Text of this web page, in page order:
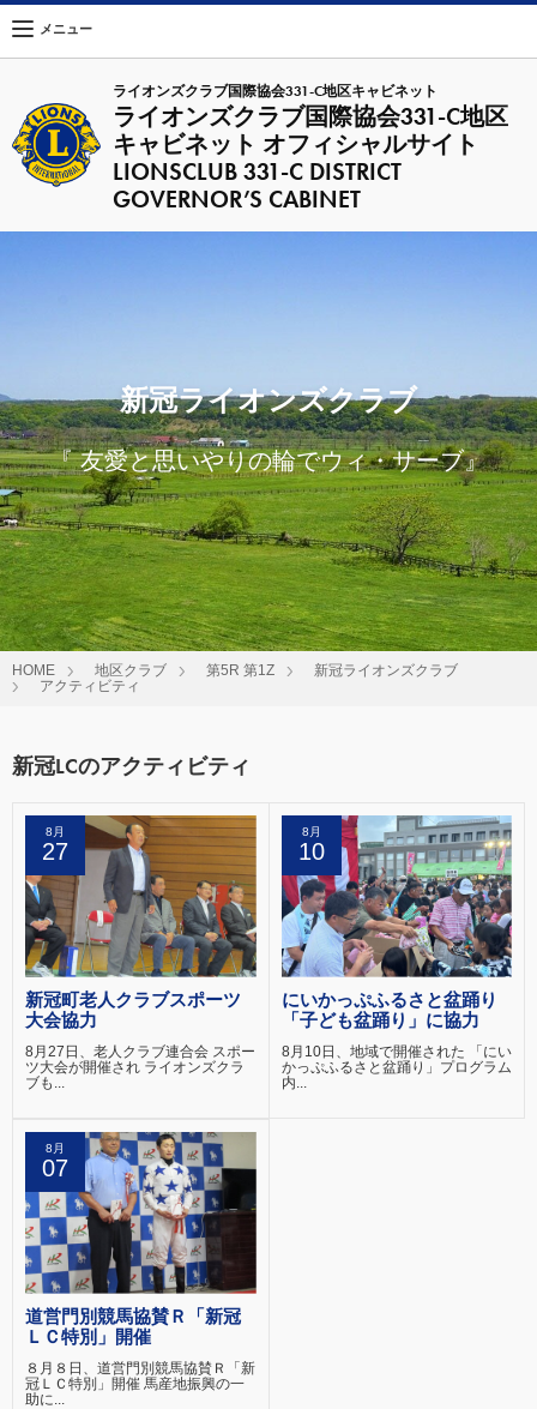
ライオンズクラブ国際協会331-C地区キャビネット
ライオンズクラブ国際協会331-C地区
キャビネット オフィシャルサイト
LIONSCLUB 331-C DISTRICT
GOVERNOR’S CABINET
メニュー
新冠ライオンズクラブ
『 友愛と思いやりの輪でウィ・サーブ』
HOME 地区クラブ 第5R 第1Z
新冠ライオンズクラブ
アクティビティ
新冠LCのアクティビティ
8月
27
新冠町老人クラブスポーツ
大会協力
8月27日、老人クラブ連合会 スポー
ツ大会が開催され ライオンズクラ
ブも...
8月
10
にいかっぷふるさと盆踊り
「子ども盆踊り」に協力
8月10日、地域で開催された 「にい
かっぷふるさと盆踊り」プログラム
内...
8月
07
道営門別競馬協賛Ｒ「新冠
ＬＣ特別」開催
８月８日、道営門別競馬協賛Ｒ「新
冠ＬＣ特別」開催 馬産地振興の一
助に...